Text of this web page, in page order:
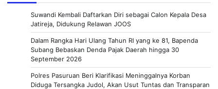
Suwandi Kembali Daftarkan Diri sebagai Calon Kepala Desa
Jatireja, Didukung Relawan JOOS
Dalam Rangka Hari Ulang Tahun RI yang ke 81, Bapenda
Subang Bebaskan Denda Pajak Daerah hingga 30
September 2026
Polres Pasuruan Beri Klarifikasi Meninggalnya Korban
Diduga Tersangka Judol, Akan Usut Tuntas dan Transparan